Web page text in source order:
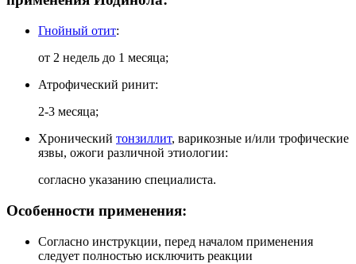
Гнойный отит:
от 2 недель до 1 месяца;
Атрофический ринит:
2-3 месяца;
Хронический тонзиллит, варикозные и/или трофические
язвы, ожоги различной этиологии:
согласно указанию специалиста.
Особенности применения:
Согласно инструкции, перед началом применения
следует полностью исключить реакции